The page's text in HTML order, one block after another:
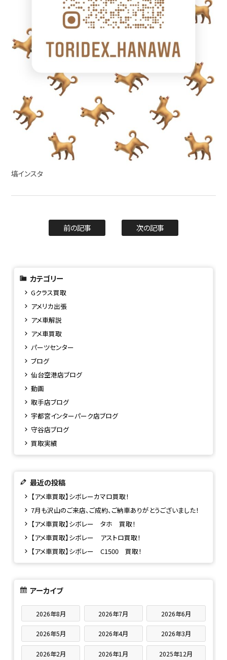
塙インスタ
前の記事 次の記事
カテゴリー
Gクラス買取
アメリカ出張
アメ車解説
アメ車買取
パーツセンター
ブログ
仙台空港店ブログ
動画
取手店ブログ
宇都宮インターパーク店ブログ
守谷店ブログ
買取実績
最近の投稿
【アメ車買取】シボレーカマロ買取！
7月も沢山のご来店、ご成約、ご納車ありがとうございました！
【アメ車買取】シボレー タホ 買取！
【アメ車買取】シボレー アストロ買取！
【アメ車買取】シボレー C1500 買取！
アーカイブ
2026年8月 2026年7月 2026年6月
2026年5月 2026年4月 2026年3月
2026年2月 2026年1月 2025年12月